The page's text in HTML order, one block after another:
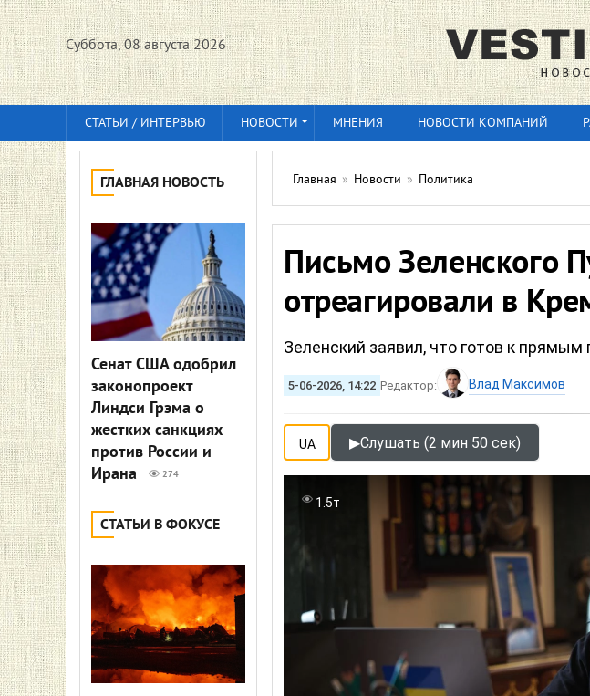
Суббота, 08 августа 2026
СТАТЬИ / ИНТЕРВЬЮ НОВОСТИ МНЕНИЯ НОВОСТИ КОМПАНИЙ
ГЛАВНАЯ НОВОСТЬ
Сенат США одобрил
законопроект
Линдси Грэма о
жестких санкциях
против России и
Ирана
274
СТАТЬИ В ФОКУСЕ
Главная » Новости » Политика
Письмо Зеленского
отреагировали в
Зеленский заявил, что готов к
5-06-2026, 14:22 Редактор: Влад Максимов
UA ▶Слушать (2 мин 50 сек)
1.5т